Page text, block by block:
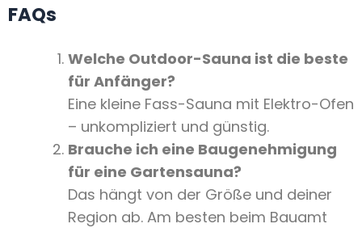
FAQs
Welche Outdoor-Sauna ist die beste
für Anfänger?
Eine kleine Fass-Sauna mit Elektro-Ofen
– unkompliziert und günstig.
Brauche ich eine Baugenehmigung
für eine Gartensauna?
Das hängt von der Größe und deiner
Region ab. Am besten beim Bauamt